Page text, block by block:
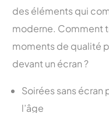
des éléments qui
moderne. Comment
moments de qualité
devant un écran ?
Soirées sans
l’âge